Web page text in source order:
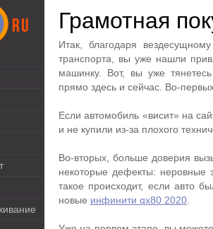
Грамотная
Итак, благодаря
транспорта, вы уже нашли
машинку. Вот, вы уже
прямо здесь и сейчас. Во-
Если автомобиль «висит» на
и не купили из-за плохого
Во-вторых, больше доверия
некоторые дефекты: неровные
такое происходит, если авто
новые инфинити qx80 2020